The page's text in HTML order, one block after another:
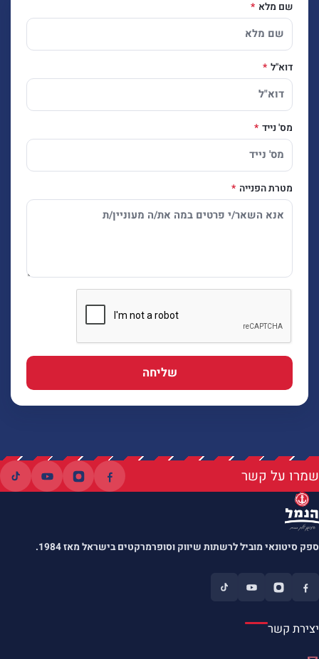
שם מלא
דוא"ל
מס' נייד
מטרת הפנייה
שליחה
שמרו על קשר
ספק סיטונאי מוביל לרשתות שיווק וסופרמרקטים בישראל מאז 1984.
יצירת קשר